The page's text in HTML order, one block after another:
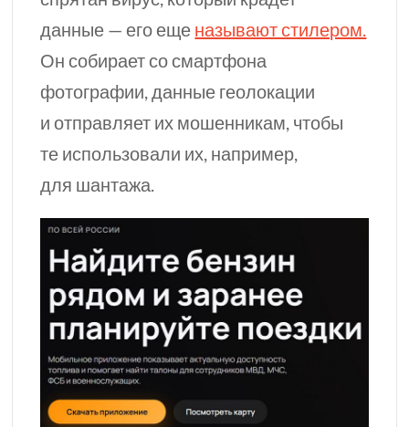
данные — его еще называют стилером.
Он собирает со смартфона
фотографии, данные геолокации
и отправляет их мошенникам, чтобы
те использовали их, например,
для шантажа.